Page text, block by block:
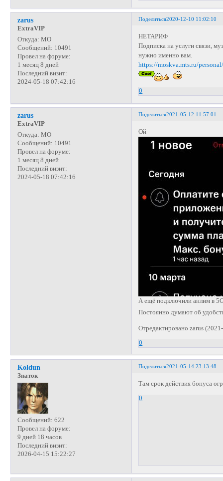
Поделиться2020-12-10 11:02:10
zarus
ExtraVIP
Откуда: МО
Сообщений: 10491
Провел на форуме:
1 месяц 8 дней
Последний визит:
2024-05-18 07:42:16
НЕТАРИФ
Подписка на услуги связи,
нужно именно вам.
https://moskva.mts.ru/
0
Поделиться2021-05-12 11:57:01
zarus
ExtraVIP
Откуда: МО
Сообщений: 10491
Провел на форуме:
1 месяц 8 дней
Последний визит:
2024-05-18 07:42:16
Ой
А ещё подключили анлим в
Постоянно думают об
Отредактировано zarus
0
Поделиться2021-05-14 23:13:48
Koldun
Знаток
Сообщений: 622
Провел на форуме:
9 дней 18 часов
Последний визит:
2026-04-15 15:22:27
Там срок действия бонуса
0